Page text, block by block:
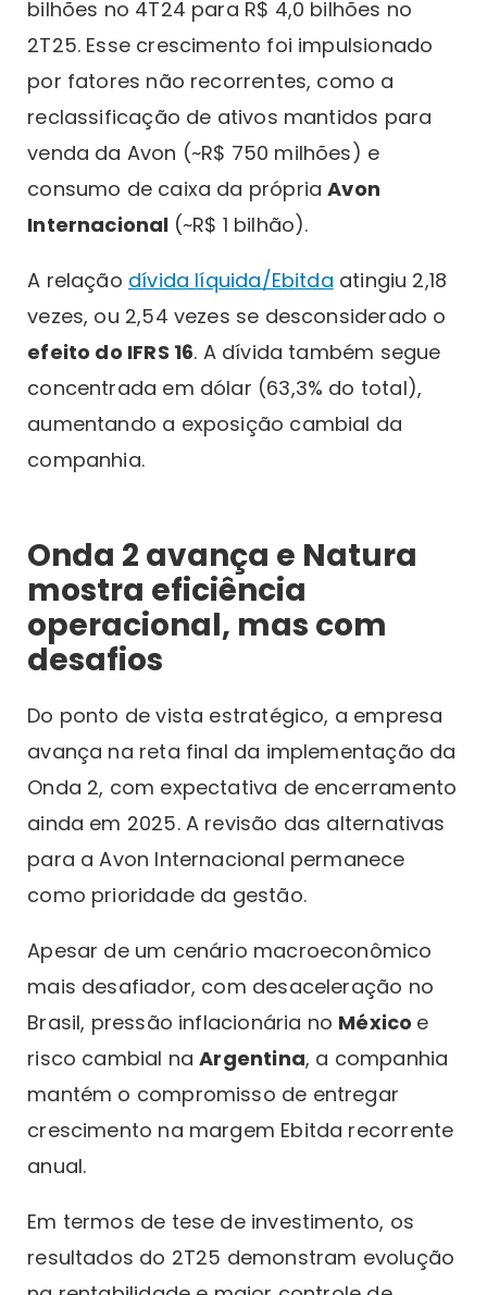
bilhões no 4T24 para R$ 4,0 bilhões no
2T25. Esse crescimento foi impulsionado
por fatores não recorrentes, como a
reclassificação de ativos mantidos para
venda da Avon (~R$ 750 milhões) e
consumo de caixa da própriaAvon
Internacional (~R$ 1 bilhão).
A relação dívida líquida/Ebitda atingiu 2,18
vezes, ou 2,54 vezes se desconsiderado o
efeito do IFRS 16. A dívida também segue
concentrada em dólar (63,3% do total),
aumentando a exposição cambial da
companhia.
Onda 2 avança e Natura
mostra eficiência
operacional, mas com
desafios
Do ponto de vista estratégico, a empresa
avança na reta final da implementação da
Onda 2, com expectativa de encerramento
ainda em 2025. A revisão das alternativas
para a Avon Internacional permanece
como prioridade da gestão.
Apesar de um cenário macroeconômico
mais desafiador, com desaceleração no
Brasil, pressão inflacionária no México e
risco cambial naArgentina, a companhia
mantém o compromisso de entregar
crescimento na margem Ebitda recorrente
anual.
Em termos de tese de investimento, os
resultados do 2T25 demonstram evolução